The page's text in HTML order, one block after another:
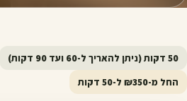
50 דקות (ניתן להאריך ל-60 ועד 90 דקות)
החל מ-₪350 ל-50 דקות